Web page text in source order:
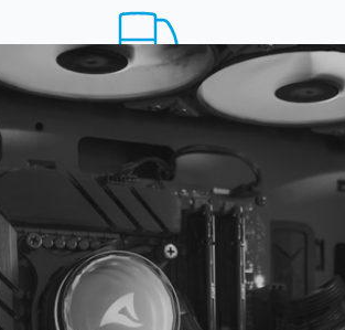
Supersnabb leverans
att du inte vill vänta. Därför packar och
vi dina varor med blixtens hastighet